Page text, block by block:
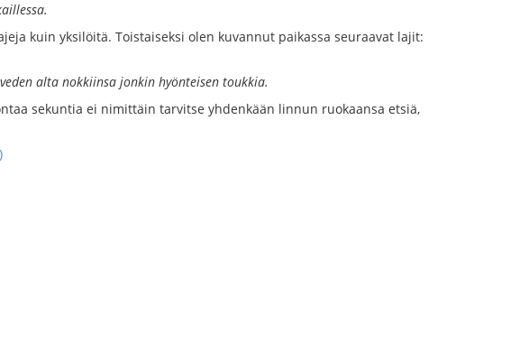
kuin yksilöitä. Toistaiseksi olen kuvannut paikassa seuraavat lajit:
alta nokkiinsa jonkin hyönteisen toukkia.
sekuntia ei nimittäin tarvitse yhdenkään linnun ruokaansa etsiä,